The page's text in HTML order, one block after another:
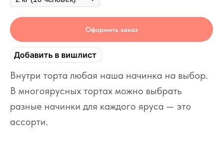
Оформить заказ
Добавить в вишлист
Внутри торта любая наша начинка на выбор.
В многоярусных тортах можно выбрать
разные начинки для каждого яруса — это
ассорти.